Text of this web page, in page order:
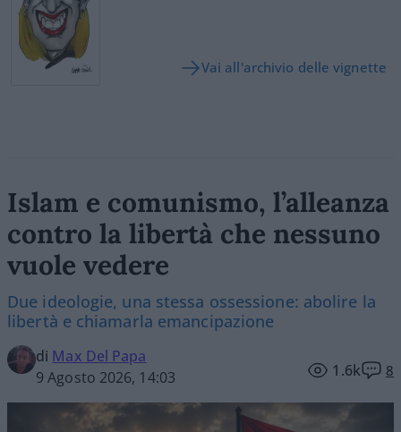
Vai all'archivio delle vignette
Islam e comunismo, l’alleanza
contro la libertà che nessuno
vuole vedere
Due ideologie, una stessa ossessione: abolire la
libertà e chiamarla emancipazione
di Max Del Papa
9 Agosto 2026, 14:03
1.6k 8